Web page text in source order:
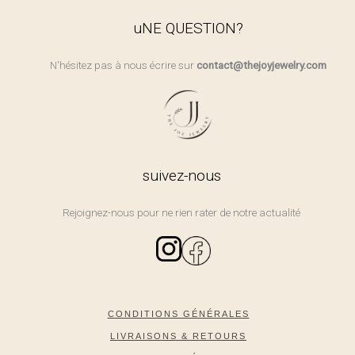
uNE QUESTION?
N'hésitez pas à nous écrire sur contact@thejoyjewelry.com
suivez-nous
Rejoignez-nous pour ne rien rater de notre actualité
CONDITIONS GÉNÉRALES
LIVRAISONS & RETOURS